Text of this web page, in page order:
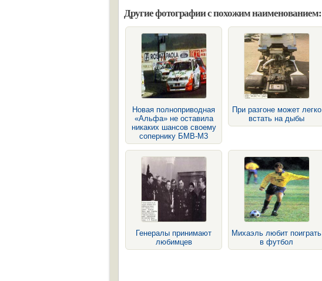
Другие фотографии с похожим наименованием:
Новая полноприводная
«Альфа» не оставила
никаких шансов своему
сопернику БМВ-М3
При разгоне может легко
встать на дыбы
Генералы принимают
любимцев
Михаэль любит поиграть
в футбол